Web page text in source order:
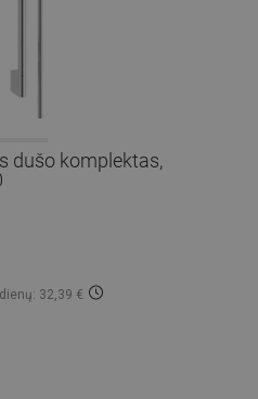
dušo komplektas,
32,39 €